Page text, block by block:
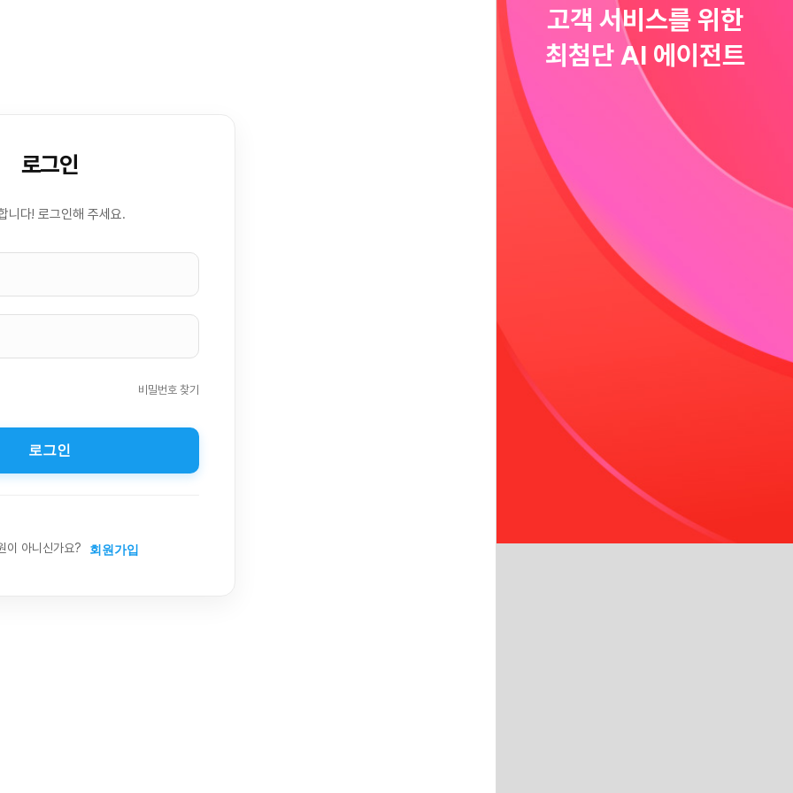
로그인
니다! 로그인해 주세요.
비밀번호 찾기
로그인
이 아니신가요? 회원가입
고객 서비스를 위한
최첨단 AI 에이전트